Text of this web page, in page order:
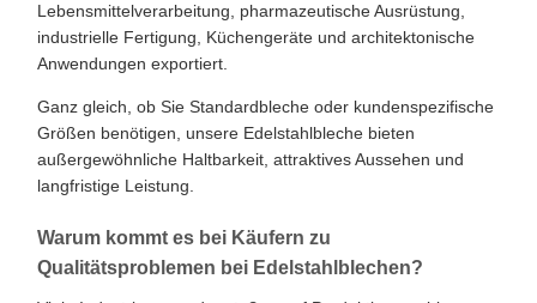
Lebensmittelverarbeitung, pharmazeutische Ausrüstung,
industrielle Fertigung, Küchengeräte und architektonische
Anwendungen exportiert.
Ganz gleich, ob Sie Standardbleche oder kundenspezifische
Größen benötigen, unsere Edelstahlbleche bieten
außergewöhnliche Haltbarkeit, attraktives Aussehen und
langfristige Leistung.
Warum kommt es bei Käufern zu
Qualitätsproblemen bei Edelstahlblechen?